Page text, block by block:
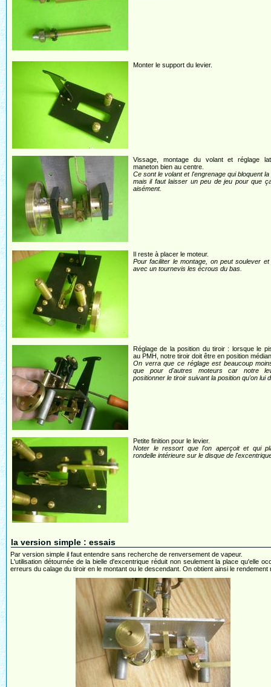
Monter le support du levier.
Vissage, montage du volant et réglage
maneton bien au centre.
Ce sont le volant et l'engrenage qui bloquent la
mais il faut laisser un peu de jeu pour que
aisément.
Il reste à placer le moteur.
Pour faciliter le montage, on peut soulever et
avec un tournevis les écrous du bas.
Réglage de la position du tiroir : lorsque le
au PMH, notre tiroir doit être en position
On verra que ce réglage est beaucoup
que pour d'autres moteurs car notre
positionner le tiroir suivant la position qu'on lui
Petite finition pour le levier.
Noter le ressort que l'on aperçoit et qui
rondelle intérieure sur le disque de
la version simple : essais
Par version simple il faut entendre sans recherche de renversement de vapeur.
L'utilisation détournée de la bielle d'excentrique réduit non seulement la place qu'elle
erreurs du calage du tiroir en le montant ou le descendant. On obtient ainsi le